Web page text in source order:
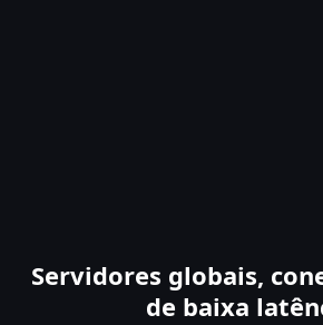
Servidores globais,
de baixa